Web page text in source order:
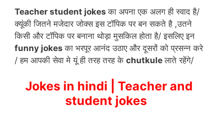
A
p
p
st
b
o
o
k
a
m
c
h
at
Teacher student jokesका अपना एक अलग ही स्वाद है/
क्यूंकी जितने मजेदार जोक्स इस टॉपिक पर बन सकते है ,उतने
किसी और टॉपिक पर बनाना थोड़ा मुसकिल होता है/ इसलिए इन
funny jokesका भरपूर आनंद उठाए और दूसरों को प्रसन्न करे
/ हम आपकी सेवा मे यूं ही तरह तरह के chutkuleलाते रहेंगे/
Jokes in hindi | Teacher and
student jokes